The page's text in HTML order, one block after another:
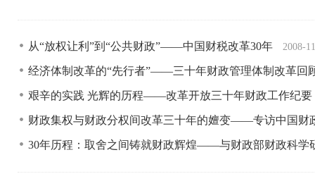
从“放权让利”到“公共财政”——中国财税改革30年 2008-
经济体制改革的“先行者”——三十年财政管理体制改革回
艰辛的实践 光辉的历程——改革开放三十年财政工作纪要
财政集权与财政分权间改革三十年的嬗变——专访中国财
30年历程：取舍之间铸就财政辉煌——与财政部财政科学